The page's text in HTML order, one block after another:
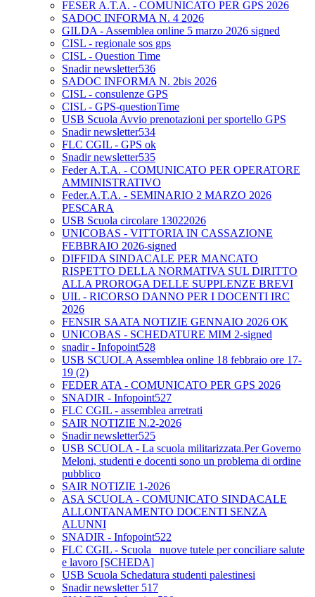
FESER A.T.A. - COMUNICATO PER GPS 2026
SADOC INFORMA N. 4 2026
GILDA - Assemblea online 5 marzo 2026 signed
CISL - regionale sos gps
CISL - Question Time
Snadir newsletter536
SADOC INFORMA N. 2bis 2026
CISL - consulenze GPS
CISL - GPS-questionTime
USB Scuola Avvio prenotazioni per sportello GPS
Snadir newsletter534
FLC CGIL - GPS ok
Snadir newsletter535
Feder A.T.A. - COMUNICATO PER OPERATORE
AMMINISTRATIVO
Feder.A.T.A. - SEMINARIO 2 MARZO 2026
PESCARA
USB Scuola circolare 13022026
UNICOBAS - VITTORIA IN CASSAZIONE
FEBBRAIO 2026-signed
DIFFIDA SINDACALE PER MANCATO
RISPETTO DELLA NORMATIVA SUL DIRITTO
ALLA PROROGA DELLE SUPPLENZE BREVI
UIL - RICORSO DANNO PER I DOCENTI IRC
2026
FENSIR SAATA NOTIZIE GENNAIO 2026 OK
UNICOBAS - SCHEDATURE MIM 2-signed
snadir - Infopoint528
USB SCUOLA Assemblea online 18 febbraio ore 17-
19 (2)
FEDER ATA - COMUNICATO PER GPS 2026
SNADIR - Infopoint527
FLC CGIL - assemblea arretrati
SAIR NOTIZIE N.2-2026
Snadir newsletter525
USB SCUOLA - La scuola militarizzata.Per Governo
Meloni, studenti e docenti sono un problema di ordine
pubblico
SAIR NOTIZIE 1-2026
ASA SCUOLA - COMUNICATO SINDACALE
ALLONTANAMENTO DOCENTI SENZA
ALUNNI
SNADIR - Infopoint522
FLC CGIL - Scuola_ nuove tutele per conciliare salute
e lavoro [SCHEDA]
USB Scuola Schedatura studenti palestinesi
Snadir newsletter 517